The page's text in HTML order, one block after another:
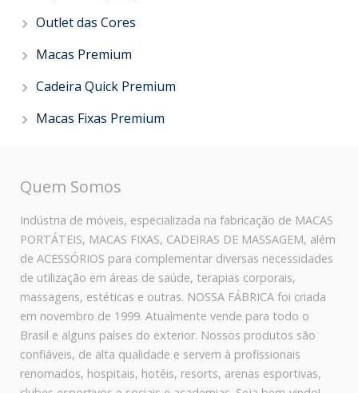
Outlet das Cores
Macas Premium
Cadeira Quick Premium
Macas Fixas Premium
Quem Somos
Indústria de móveis, especializada na fabricação de MACAS
PORTÁTEIS, MACAS FIXAS, CADEIRAS DE MASSAGEM, além
de ACESSÓRIOS para complementar diversas necessidades
de utilização em áreas de saúde, terapias corporais,
massagens, estéticas e outras. NOSSA FÁBRICA foi criada
em novembro de 1999. Atualmente vende para todo o
Brasil e alguns países do exterior. Nossos produtos são
confiáveis, de alta qualidade e servem à profissionais
renomados, hospitais, hotéis, resorts, arenas esportivas,